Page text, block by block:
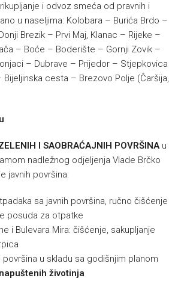
i odvoz smeća od pravnih i
u naseljima: Kolobara – Burića Brdo –
Brezik – Prvi Maj, Klanac – Rijeke –
– Boće – Boderište – Gornji Zovik –
– Dubrave – Prijedor – Stjepkovica
cesta – Brezovo Polje (Čaršija,
I SAOBRAĆAJNIH POVRŠINAu
nadležnog odjeljenja Vlade Brčko
javnih površina:
sa javnih površina, ručno čišćenje
posuda za otpatke
i Bulevara Mira: čišćenje, sakupljanje
površina u skladu sa godišnjim planom
životinja